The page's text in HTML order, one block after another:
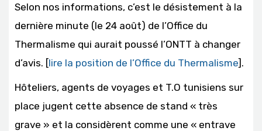
Selon nos informations, c’est le désistement à la
dernière minute (le 24 août) de l’Office du
Thermalisme qui aurait poussé l’ONTT à changer
d’avis. [lire la position de l’Office du Thermalisme].
Hôteliers, agents de voyages et T.O tunisiens sur
place jugent cette absence de stand « très
grave » et la considèrent comme une « entrave